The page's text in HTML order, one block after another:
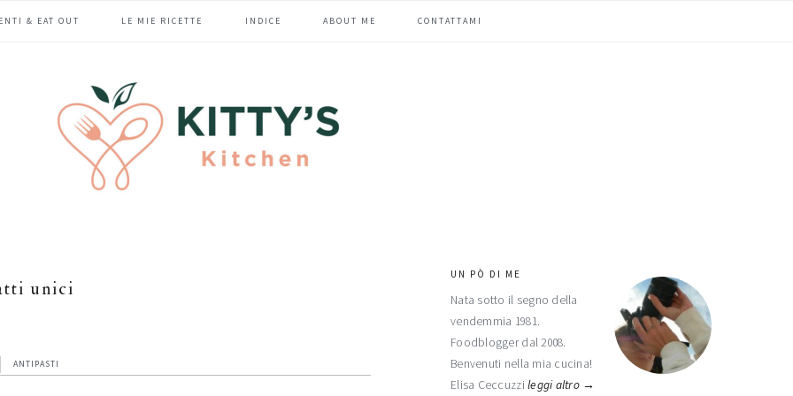
& EAT OUT LE MIE RICETTE INDICE ABOUT ME CONTATTAMI
unici
ANTIPASTI
barra
laterale
primaria
UN PÒ DI ME
Nata sotto il segno della
vendemmia 1981.
Foodblogger dal 2008.
Benvenuti nella mia cucina!
Elisa Ceccuzzileggi altro →